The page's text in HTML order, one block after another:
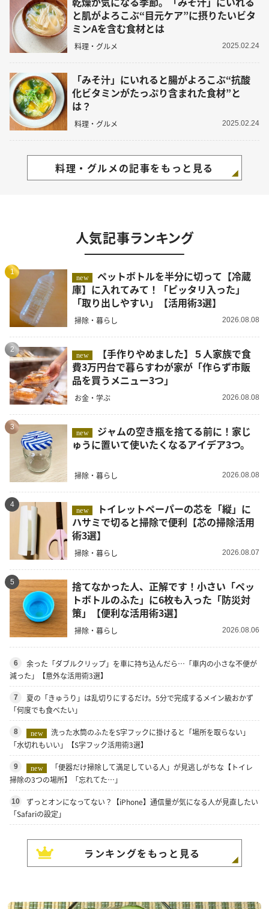
と肌がよろこぶ“目元ケア”に摂りたいビタ
ミンAを含む食材とは
料理・グルメ 2025.02.24
「みそ汁」にいれると腸がよろこぶ“抗酸
化ビタミンがたっぷり含まれた食材”と
は？
料理・グルメ 2025.02.24
料理・グルメの記事をもっと見る
人気記事ランキング
1
new
ペットボトルを半分に切って【冷蔵
庫】に入れてみて！「ピッタリ入った」
「取り出しやすい」【活用術3選】
掃除・暮らし 2026.08.08
2
new
費3万円台で暮らすわが家が「作らず市販
品を買うメニュー3つ」
お金・学ぶ 2026.08.08
3
new
ゅうに置いて使いたくなるアイデア3つ。
掃除・暮らし 2026.08.08
4
new
ハサミで切ると掃除で便利【芯の掃除活用
術3選】
掃除・暮らし 2026.08.07
5
捨てなかった人、正解です！小さい「ペッ
トボトルのふた」に6枚も入った「防災対
策」【便利な活用術3選】
掃除・暮らし 2026.08.06
6
余った「ダブルクリップ」を車に持ち込んだら…「車内の小さな不便が
減った」【意外な活用術3選】
7
夏の「きゅうり」は乱切りにするだけ。5分で完成するメイン級おかず
「何度でも食べたい」
8 new
洗った水筒のふたをS字フックに掛けると「場所を取らない」
「水切れもいい」【S字フック活用術3選】
9 new
「便器だけ掃除して満足している人」が見逃しがちな【トイレ
掃除の3つの場所】「忘れてた…」
10
ずっとオンになってない？【iPhone】通信量が気になる人が見直したい
「Safariの設定」
ランキングをもっと見る